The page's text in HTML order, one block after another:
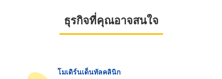
ธุรกิจที่คุณอาจสนใจ
โมเดิร์นเด็นทัลคลินิก